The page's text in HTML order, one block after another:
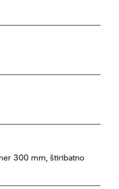
300 mm, štiribatno